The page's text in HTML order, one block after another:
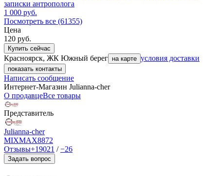
записки антрополога
1 000 руб.
Посмотреть все (61355)
Цена
120 руб.
Купить сейчас
Красноярск, ЖК Южный берег на карте условия доставки
показать контакты
Написать сообщение
Интернет-Магазин Julianna-cher
О продавцеВсе товары
Представитель
Julianna-cher
MIXMAX8872
Отзывы+19021 /−26
Задать вопрос